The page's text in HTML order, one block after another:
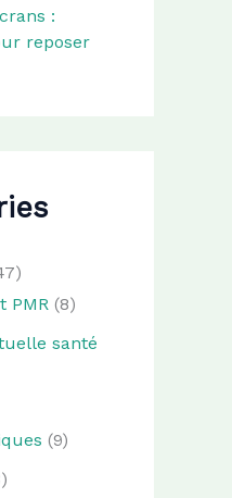
:
reposer
PMR (8)
santé
(9)